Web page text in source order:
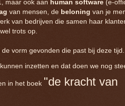
maar ook aan human software (e-
van mensen, de beloning van je
van bedrijven die samen haar
trots op.
vorm gevonden die past bij deze
kunnen inzetten en dat doen we nog
in het boek "de kracht van